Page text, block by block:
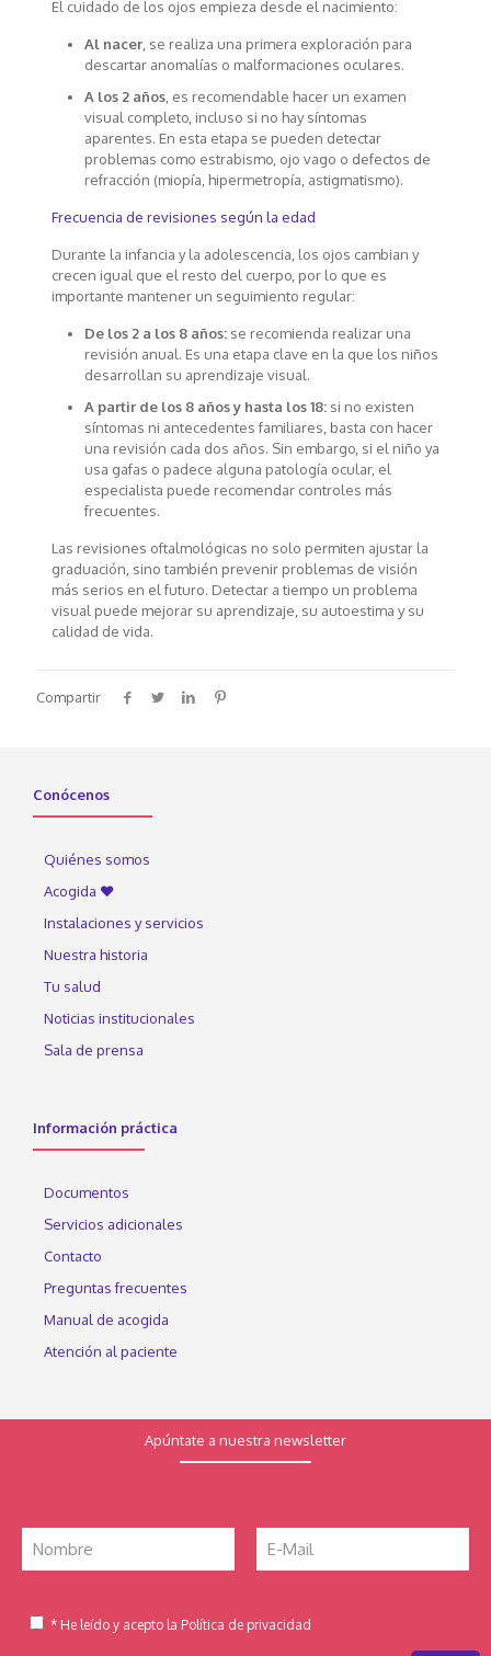
El cuidado de los ojos empieza desde el nacimiento:
Al nacer, se realiza una primera exploración para
descartar anomalías o malformaciones oculares.
A los 2 años, es recomendable hacer un examen
visual completo, incluso si no hay síntomas
aparentes. En esta etapa se pueden detectar
problemas como estrabismo, ojo vago o defectos de
refracción (miopía, hipermetropía, astigmatismo).
Frecuencia de revisiones según la edad
Durante la infancia y la adolescencia, los ojos cambian y
crecen igual que el resto del cuerpo, por lo que es
importante mantener un seguimiento regular:
De los 2 a los 8 años:se recomienda realizar una
revisión anual. Es una etapa clave en la que los niños
desarrollan su aprendizaje visual.
A partir de los 8 años y hasta los 18:si no existen
síntomas ni antecedentes familiares, basta con hacer
una revisión cada dos años. Sin embargo, si el niño ya
usa gafas o padece alguna patología ocular, el
especialista puede recomendar controles más
frecuentes.
Las revisiones oftalmológicas no solo permiten ajustar la
graduación, sino también prevenir problemas de visión
más serios en el futuro. Detectar a tiempo un problema
visual puede mejorar su aprendizaje, su autoestima y su
calidad de vida.
Compartir
Conócenos
Quiénes somos
Acogida ♥
Instalaciones y servicios
Nuestra historia
Tu salud
Noticias institucionales
Sala de prensa
Información práctica
Documentos
Servicios adicionales
Contacto
Preguntas frecuentes
Manual de acogida
Atención al paciente
Apúntate a nuestra newsletter
* He leído y acepto la Política de privacidad